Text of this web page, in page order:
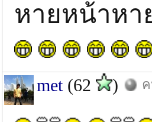
หายหน้าหา
met(62 )